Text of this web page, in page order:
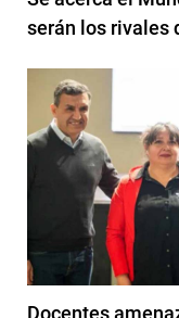
serán los rivales
Docentes